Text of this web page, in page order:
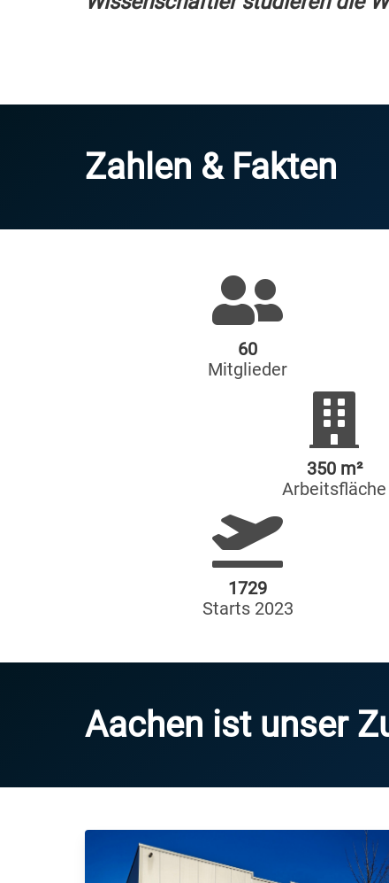
Zahlen & Fakten
60
Mitglieder
350 m²
Arbeitsfläche
1729
Starts 2023
Aachen ist unser